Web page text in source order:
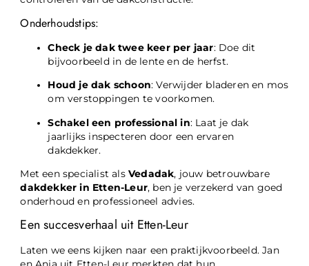
Onderhoudstips:
Check je dak twee keer per jaar: Doe dit
bijvoorbeeld in de lente en de herfst.
Houd je dak schoon: Verwijder bladeren en mos
om verstoppingen te voorkomen.
Schakel een professional in: Laat je dak
jaarlijks inspecteren door een ervaren
dakdekker.
Met een specialist alsVedadak, jouw betrouwbare
dakdekker in Etten-Leur, ben je verzekerd van goed
onderhoud en professioneel advies.
Een succesverhaal uit Etten-Leur
Laten we eens kijken naar een praktijkvoorbeeld. Jan